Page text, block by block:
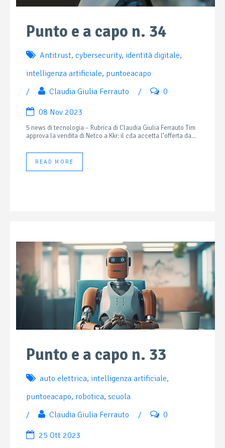
Punto e a capo n. 34
Antitrust, cybersecurity, identità digitale,
intelligenza artificiale, puntoeacapo
/
Claudia Giulia Ferrauto / 0
08 Nov 2023
5 news di tecnologia – Rubrica di Claudia Giulia Ferrauto Tim
approva la vendita di Netco a Kkr: il cda accetta l’offerta da...
READ MORE
Punto e a capo n. 33
auto elettrica, intelligenza artificiale,
puntoeacapo, robotica, scuola
/
Claudia Giulia Ferrauto / 0
25 Ott 2023